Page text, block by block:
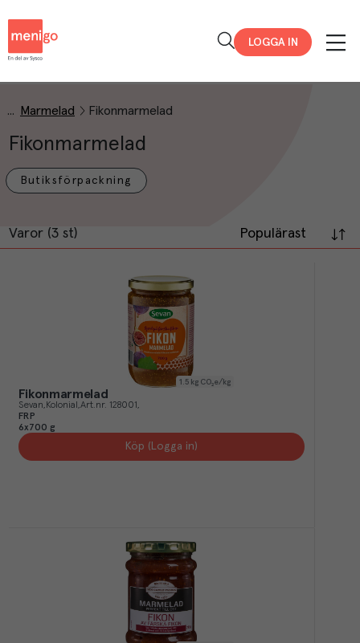
LOGGA IN
Marmelad Fikonmarmelad
Fikonmarmelad
Butiksförpackning
Varor (3 st) Populärast
1.5 kg CO₂e/kg
Fikonmarmelad
Sevan Kolonial Art.nr. 128001
FRP
6x700 g
Köp (Logga in)